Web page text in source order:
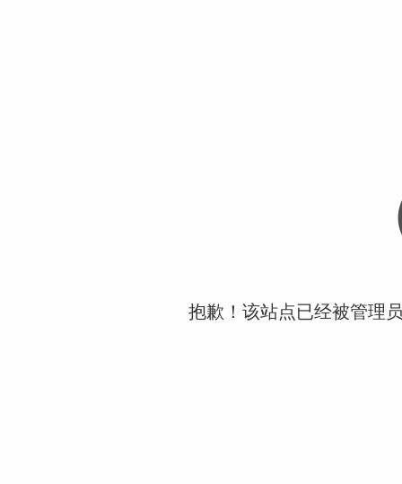
抱歉！该站点已经被管理